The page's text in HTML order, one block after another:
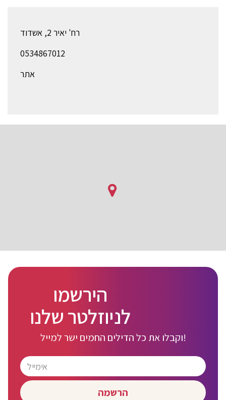
רח' יאיר 2, אשדוד
0534867012
אתר
הירשמו
לניוזלטר שלנו
וקבלו את כל הדילים החמים ישר למייל!
הרשמה